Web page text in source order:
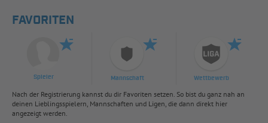
FAVORITEN
Spieler Mannschaft Wettbewerb
Nach der Registrierung kannst du dir Favoriten setzen. So bist du ganz nah an
deinen Lieblingsspielern, Mannschaften und Ligen, die dann direkt hier
angezeigt werden.